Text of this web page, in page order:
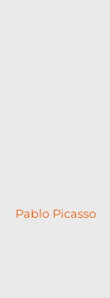
Pablo Picasso